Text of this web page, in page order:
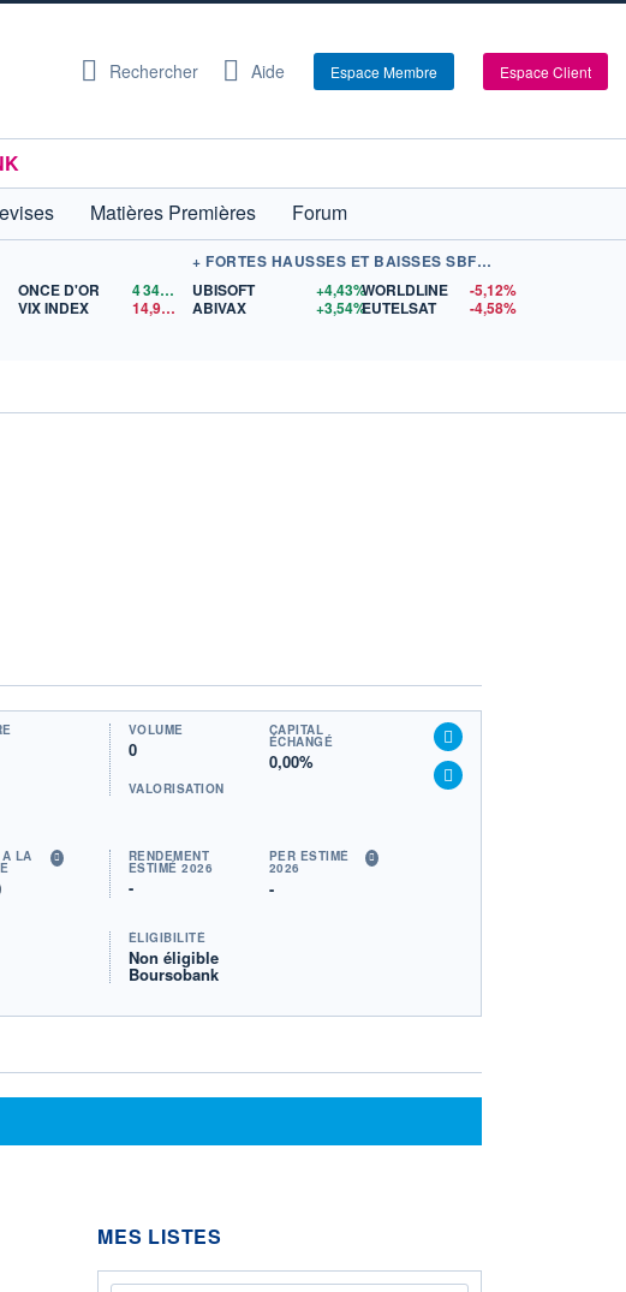
Rechercher Aide Espace Membre Espace Client
Matières Premières
Forum
ONCE D'OR 4 342,26
$US
VIX INDEX
14,90$US
+ FORTES HAUSSES ET BAISSES SBF 120
UBISOFT
+4,43%
ABIVAX
+3,54%
WORLDLINE
-5,12%
EUTELSAT
-4,58%
VOLUME
0
CAPITAL
ÉCHANGÉ
0,00%
VALORISATION
LA RENDEMENT
ESTIMÉ 2026
-
PER ESTIMÉ
2026
-
ÉLIGIBILITÉ
Non éligible
Boursobank
MES LISTES